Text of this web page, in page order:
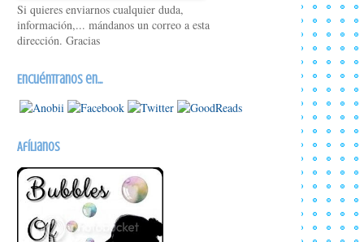
Si quieres enviarnos cualquier duda,
información,... mándanos un correo a esta
dirección. Gracias
Encuéntranos en...
Afílianos